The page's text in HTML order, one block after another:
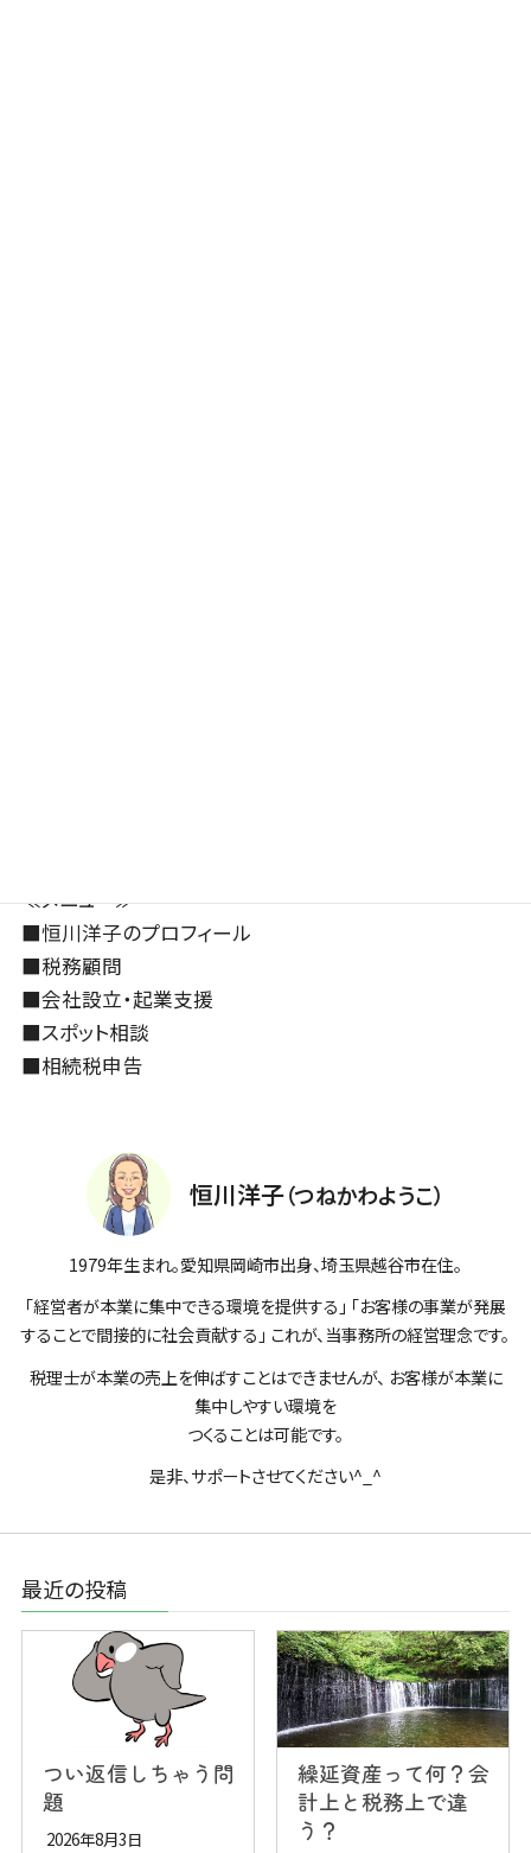
≪メニュー≫
■恒川洋子のプロフィール
■税務顧問
■会社設立・起業支援
■スポット相談
■相続税申告
恒川洋子（つねかわようこ）
1979年生まれ。愛知県岡崎市出身、埼玉県越谷市在住。
「経営者が本業に集中できる環境を提供する」 「お客様の事業が発展
することで間接的に社会貢献する」 これが、当事務所の経営理念です。
税理士が本業の売上を伸ばすことはできませんが、 お客様が本業に
集中しやすい環境を
つくることは可能です。
是非、サポートさせてください^_^
最近の投稿
つい返信しちゃう問
題
2026年8月3日
繰延資産って何？会
計上と税務上で違
う？